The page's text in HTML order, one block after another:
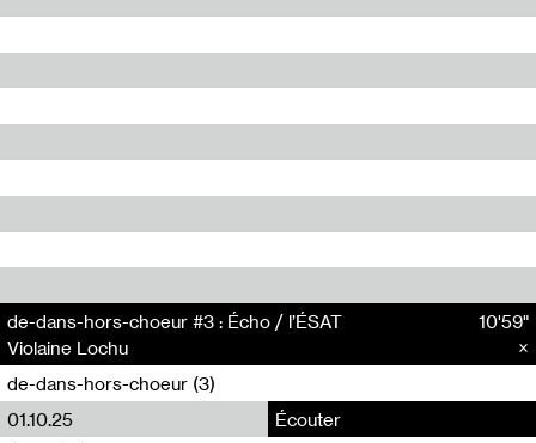
de-dans-hors-choeur #3 : Écho / l’ÉSAT
Violaine Lochu
10'59"
de-dans-hors-choeur (3)
01.10.25
Écouter